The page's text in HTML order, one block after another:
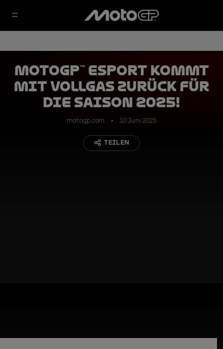
MotoGP™ eSport kommt
mit Vollgas zurück für
die Saison 2025!
motogp.com 10 Juni 2025
TEILEN